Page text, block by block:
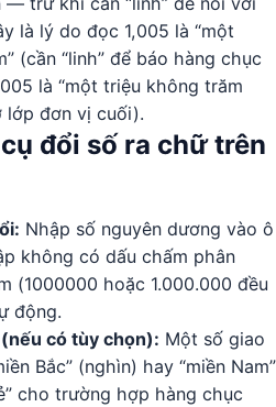
là lý do đọc 1,005 là “một
(cần “linh” để báo hàng chục
là “một triệu không trăm
lớp đơn vị cuối).
đổi số ra chữ trên
Nhập số nguyên dương vào ô
không có dấu chấm phân
(1000000 hoặc 1.000.000 đều
động.
có tùy chọn): Một số giao
Bắc” (nghìn) hay “miền Nam”
cho trường hợp hàng chục